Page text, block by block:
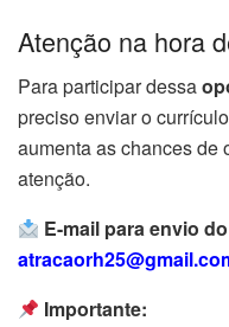
Atenção na hora
Para participar dessa
preciso enviar o
aumenta as chances de
atenção.
E-mail para envio
Importante: